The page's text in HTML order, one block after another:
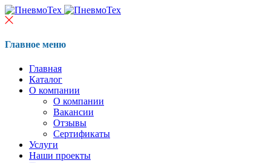
Главное меню
Главная
Каталог
О компании
О компании
Вакансии
Отзывы
Сертификаты
Услуги
Наши проекты